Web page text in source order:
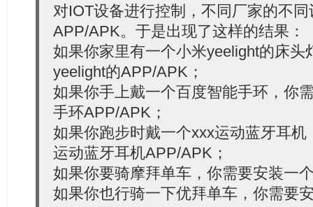
对IOT设备进行控制，不同厂家的不
APP/APK。于是出现了这样的结果：
如果你家里有一个小米yeelight的床头
yeelight的APP/APK；
如果你手上戴一个百度智能手环，你
手环APP/APK；
如果你跑步时戴一个xxx运动蓝牙耳
运动蓝牙耳机APP/APK；
如果你要骑摩拜单车，你需要安装一
如果你也行骑一下优拜单车，你需要